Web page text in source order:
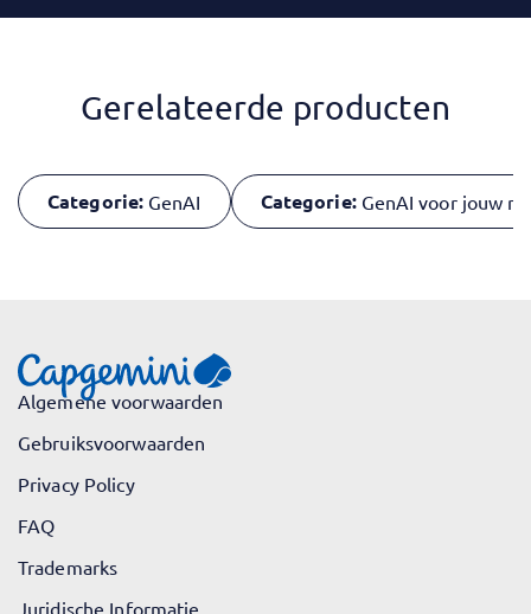
Gerelateerde producten
Categorie: GenAI Categorie: GenAI voor jouw rol
Algemene voorwaarden
Gebruiksvoorwaarden
Privacy Policy
FAQ
Trademarks
Juridische Informatie